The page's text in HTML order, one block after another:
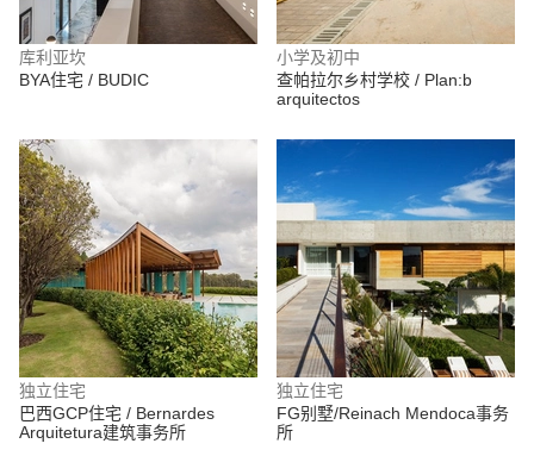
库利亚坎
BYA住宅 / BUDIC
小学及初中
查帕拉尔乡村学校 / Plan:b
arquitectos
独立住宅
巴西GCP住宅 / Bernardes
Arquitetura建筑事务所
独立住宅
FG别墅/Reinach Mendoca事务
所